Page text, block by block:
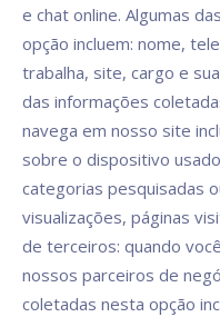
e chat online. Algumas
opção incluem: nome,
trabalha, site, cargo e
das informações
navega em nosso site
sobre o dispositivo
categorias pesquisadas
visualizações, páginas
de terceiros: quando
nossos parceiros de
coletadas nesta opção